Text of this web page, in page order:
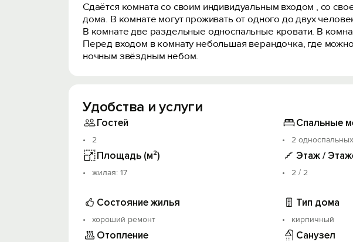
Сдаётся комната со своим индивидуальным входом , со
дома. В комнате могут проживать от одного до двух
В комнате две раздельные односпальные кровати. В
Перед входом в комнату небольшая верандочка, где
ночным звёздным небом.
Удобства и услуги
Гостей
2
Спальные
2
Площадь (м²)
жилая: 17
Этаж /
2 / 2
Состояние жилья
хороший ремонт
Тип дома
кирпичный
Отопление Санузел